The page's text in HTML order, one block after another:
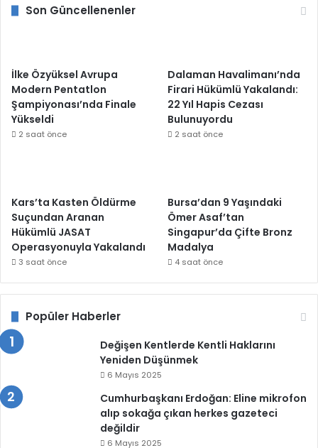
Son Güncellenenler
İlke Özyüksel Avrupa
Modern Pentatlon
Şampiyonası’nda Finale
Yükseldi
2 saat önce
Dalaman Havalimanı’nda
Firari Hükümlü Yakalandı:
22 Yıl Hapis Cezası
Bulunuyordu
2 saat önce
Kars’ta Kasten Öldürme
Suçundan Aranan
Hükümlü JASAT
Operasyonuyla Yakalandı
3 saat önce
Bursa’dan 9 Yaşındaki
Ömer Asaf’tan
Singapur’da Çifte Bronz
Madalya
4 saat önce
Popüler Haberler
Değişen Kentlerde Kentli Haklarını
Yeniden Düşünmek
6 Mayıs 2025
Cumhurbaşkanı Erdoğan: Eline mikrofon
alıp sokağa çıkan herkes gazeteci
değildir
6 Mayıs 2025